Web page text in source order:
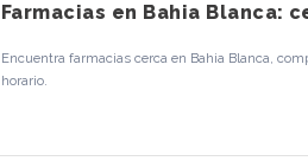
Farmacias en Bahia Blanca:
Encuentra farmacias cerca en Bahia Blanca,
horario.